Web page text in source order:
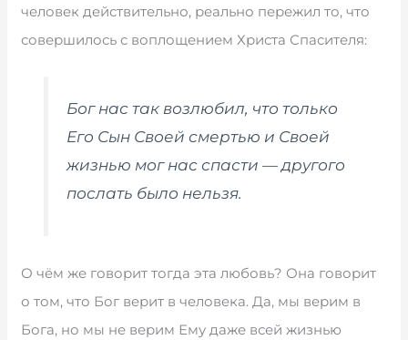
человек действительно, реально пережил то, что
совершилось с воплощением Христа Спасителя:
Бог нас так возлюбил, что только
Его Сын Своей смертью и Своей
жизнью мог нас спасти — другого
послать было нельзя.
О чём же говорит тогда эта любовь? Она говорит
о том, что Бог верит в человека. Да, мы верим в
Бога, но мы не верим Ему даже всей жизнью